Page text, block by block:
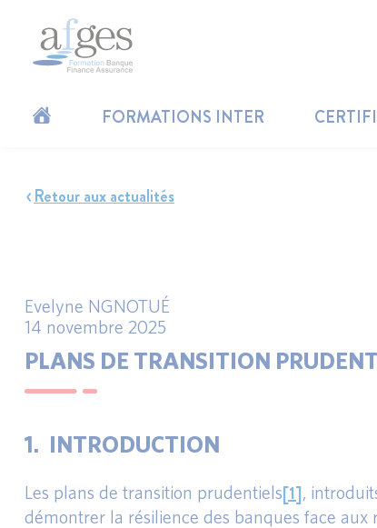
FORMATIONS INTER
Retour aux actualités
Evelyne NGNOTUÉ
14 novembre 2025
PLANS DE TRANSITION
1. INTRODUCTION
Les plans de transition prudentiels[1],
démontrer la résilience des banques face